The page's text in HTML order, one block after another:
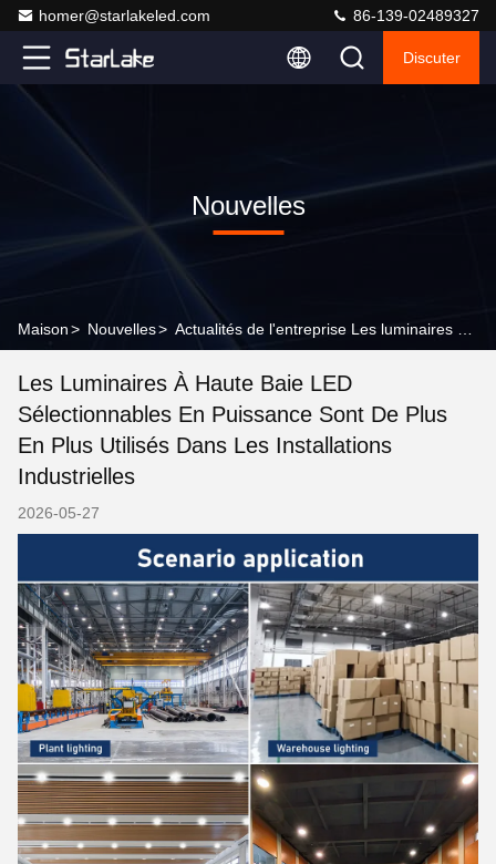
homer@starlakeled.com 86-139-02489327
Discuter
Nouvelles
Maison> Nouvelles>
Les Luminaires À Haute Baie LED
Sélectionnables En Puissance Sont De Plus
En Plus Utilisés Dans Les Installations
Industrielles
2026-05-27